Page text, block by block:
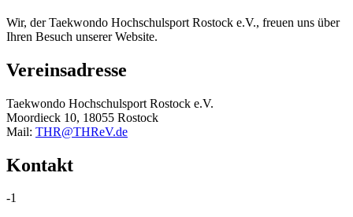
Wir, der Taekwondo Hochschulsport Rostock e.V., freuen uns über
Ihren Besuch unserer Website.
Vereinsadresse
Taekwondo Hochschulsport Rostock e.V.
Moordieck 10, 18055 Rostock
Mail: THR@THReV.de
Kontakt
-1